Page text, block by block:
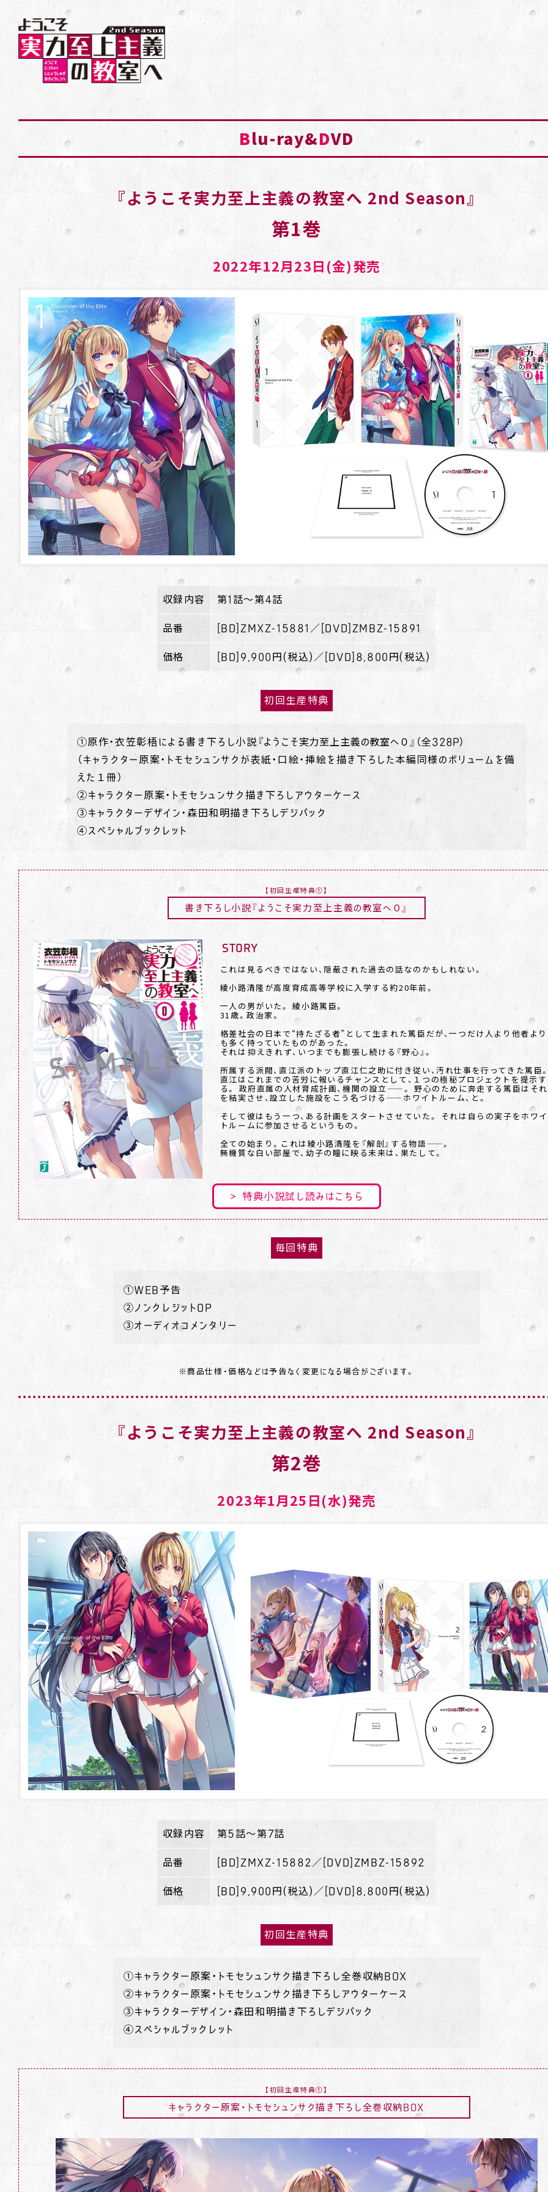
Blu-ray&DVD
『ようこそ実力至上主義の教室へ 2nd Season』
第1巻
2022年12月23日(金)発売
収録内容 第1話～第4話
品番 [BD]ZMXZ-15881 ／ [DVD]ZMBZ-15891
価格 [BD]9,900円(税込) ／ [DVD]8,800円(税込)
初回生産特典
①原作・衣笠彰梧による書き下ろし小説 『ようこそ実力至上主義の教室へ０』（全328P）
（キャラクター原案・トモセシュンサクが表紙・口絵・挿絵を描き下ろした本編同様のボリュームを備
えた１冊）
②キャラクター原案・トモセシュンサク描き下ろしアウターケース
③キャラクターデザイン・森田和明描き下ろしデジパック
④スペシャルブックレット
【初回生産特典①】
書き下ろし小説 『ようこそ実力至上主義の教室へ０』
STORY
これは見るべきではない、隠蔽された過去の話なのかもしれない。
綾小路清隆が高度育成高等学校に入学する約20年前。
一人の男がいた。 綾小路篤臣。
31歳。政治家。
格差社会の日本で“持たざる者”として生まれた篤臣だが、一つだけ人より他者より
も多く持っていたものがあった。
それは―――抑えきれず、いつまでも膨張し続ける『野心』。
所属する派閥、直江派のトップ直江仁之助に付き従い、汚れ仕事を行ってきた篤臣
直江はこれまでの苦労に報いるチャンスとして、１つの極秘プロジェクトを提示す
る。 政府直属の人材育成計画、機関の設立――。 野心のために奔走する篤臣はそれ
を結実させ、設立した施設をこう名づける――ホワイトルーム、と。
そして彼はもう一つ、ある計画をスタートさせていた。 それは自らの実子をホワイ
トルームに参加させるというもの。
全ての始まり。これは綾小路清隆を『解剖』する物語――。
無機質な白い部屋で、幼子の瞳に映る未来は、果たして。
特典小説試し読みはこちら
毎回特典
①WEB予告
②ノンクレジットOP
③オーディオコメンタリー
※商品仕様・価格などは予告なく変更になる場合がございます。
『ようこそ実力至上主義の教室へ 2nd Season』
第2巻
2023年1月25日(水)発売
収録内容 第5話～第7話
品番 [BD]ZMXZ-15882 ／ [DVD]ZMBZ-15892
価格 [BD]9,900円(税込) ／ [DVD]8,800円(税込)
初回生産特典
①キャラクター原案・トモセシュンサク描き下ろし全巻収納BOX
②キャラクター原案・トモセシュンサク描き下ろしアウターケース
③キャラクターデザイン・森田和明描き下ろしデジパック
④スペシャルブックレット
【初回生産特典①】
キャラクター原案・トモセシュンサク描き下ろし 全巻収納BOX